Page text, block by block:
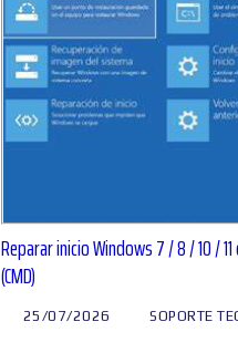
Reparar inicio Windows 7 / 8 / 10 /
(CMD)
25/07/2026 SOPORTE